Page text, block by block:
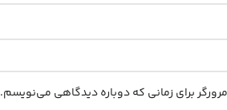
برای زمانی که دوباره دیدگاهی می‌نویسم.